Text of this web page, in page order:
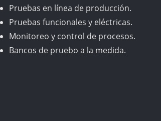
Pruebas en línea de producción.
Pruebas funcionales y eléctricas.
Monitoreo y control de procesos.
Bancos de pruebo a la medida.